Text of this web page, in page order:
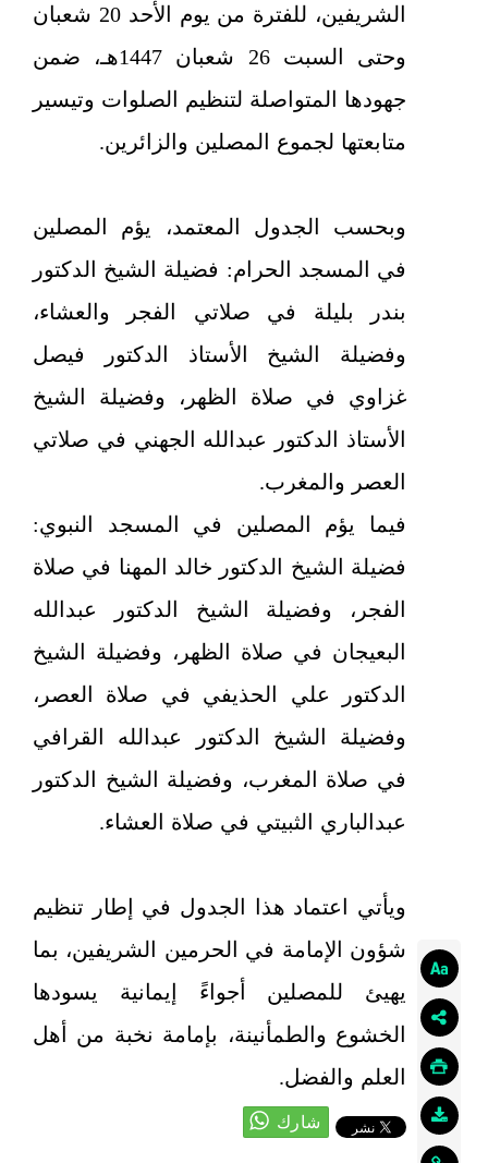
الشريفين، للفترة من يوم الأحد 20 شعبان
وحتى السبت 26 شعبان 1447هـ، ضمن
جهودها المتواصلة لتنظيم الصلوات وتيسير
متابعتها لجموع المصلين والزائرين.
وبحسب الجدول المعتمد، يؤم المصلين
في المسجد الحرام: فضيلة الشيخ الدكتور
بندر بليلة في صلاتي الفجر والعشاء،
وفضيلة الشيخ الأستاذ الدكتور فيصل
غزاوي في صلاة الظهر، وفضيلة الشيخ
الأستاذ الدكتور عبدالله الجهني في صلاتي
العصر والمغرب.
فيما يؤم المصلين في المسجد النبوي:
فضيلة الشيخ الدكتور خالد المهنا في صلاة
الفجر، وفضيلة الشيخ الدكتور عبدالله
البعيجان في صلاة الظهر، وفضيلة الشيخ
الدكتور علي الحذيفي في صلاة العصر،
وفضيلة الشيخ الدكتور عبدالله القرافي
في صلاة المغرب، وفضيلة الشيخ الدكتور
عبدالباري الثبيتي في صلاة العشاء.
ويأتي اعتماد هذا الجدول في إطار تنظيم
شؤون الإمامة في الحرمين الشريفين، بما
يهيئ للمصلين أجواءً إيمانية يسودها
الخشوع والطمأنينة، بإمامة نخبة من أهل
العلم والفضل.